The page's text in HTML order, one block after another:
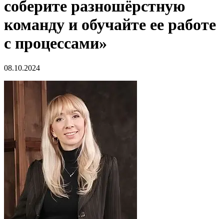
соберите разношёрстную
команду и обучайте ее работе
с процессами»
08.10.2024